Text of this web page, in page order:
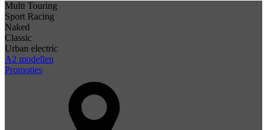
Multi Touring
Sport Racing
Naked
Classic
Urban electric
A2 modellen
Promoties